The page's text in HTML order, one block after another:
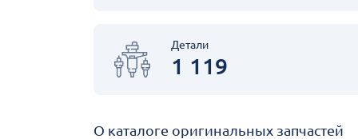
Детали
1 119
О каталоге оригинальных запчастей